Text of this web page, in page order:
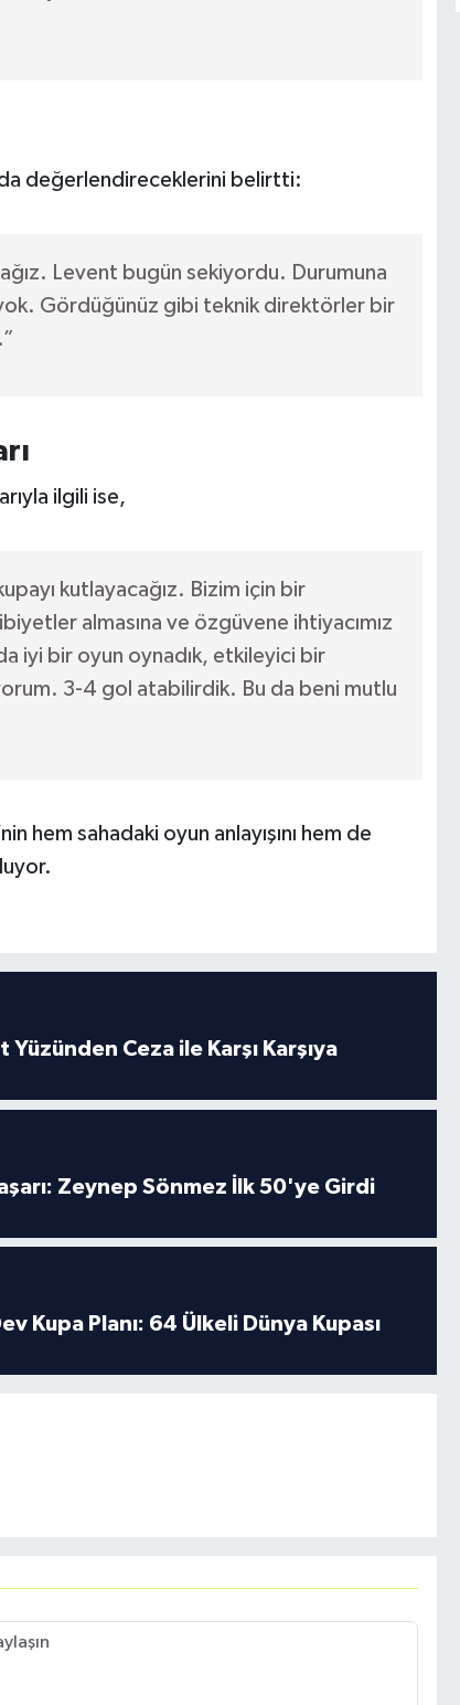
değerlendireceklerini belirtti:
Levent bugün sekiyordu. Durumuna
Gördüğünüz gibi teknik direktörler bir
ilgili ise,
kutlayacağız. Bizim için bir
almasına ve özgüvene ihtiyacımız
iyi bir oyun oynadık, etkileyici bir
3-4 gol atabilirdik. Bu da beni mutlu
hem sahadaki oyun anlayışını hem de
Ceza ile Karşı Karşıya
Zeynep Sönmez İlk 50'ye Girdi
Kupa Planı: 64 Ülkeli Dünya Kupası